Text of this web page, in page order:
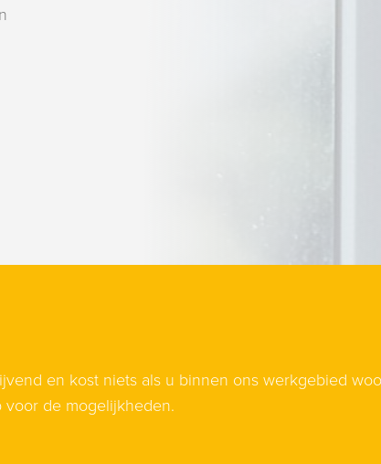
en kost niets als u binnen ons werkgebied
de mogelijkheden.